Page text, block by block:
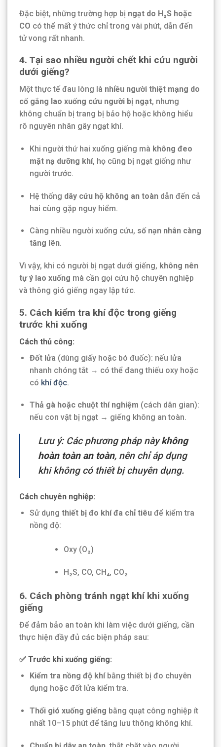
Đặc biệt, những trường hợp bị ngạt do H₂S hoặc
CO có thể mất ý thức chỉ trong vài phút, dẫn đến
tử vong rất nhanh.
4. Tại sao nhiều người chết khi cứu người
dưới giếng?
Một thực tế đau lòng là nhiều người thiệt mạng do
cố gắng lao xuống cứu người bị ngạt, nhưng
không chuẩn bị trang bị bảo hộ hoặc không hiểu
rõ nguyên nhân gây ngạt khí.
Khi người thứ hai xuống giếng mà không đeo
mặt nạ dưỡng khí, họ cũng bị ngạt giống như
người trước.
Hệ thống dây cứu hộ không an toàndẫn đến cả
hai cùng gặp nguy hiểm.
Càng nhiều người xuống cứu, số nạn nhân càng
tăng lên.
Vì vậy, khi có người bị ngạt dưới giếng, không nên
tự ý lao xuống mà cần gọi cứu hộ chuyên nghiệp
và thông gió giếng ngay lập tức.
5. Cách kiểm tra khí độc trong giếng
trước khi xuống
Cách thủ công:
Đốt lửa (dùng giấy hoặc bó đuốc): nếu lửa
nhanh chóng tắt → có thể đang thiếu oxy hoặc
có khí độc.
Thả gà hoặc chuột thí nghiệm (cách dân gian):
nếu con vật bị ngạt → giếng không an toàn.
Lưu ý: Các phương pháp nàykhông
hoàn toàn an toàn, nên chỉ áp dụng
khi không có thiết bị chuyên dụng.
Cách chuyên nghiệp:
Sử dụng thiết bị đo khí đa chỉ tiêuđể kiểm tra
nồng độ:
Oxy (O₂)
H₂S, CO, CH₄, CO₂
6. Cách phòng tránh ngạt khí khi xuống
giếng
Để đảm bảo an toàn khi làm việc dưới giếng, cần
thực hiện đầy đủ các biện pháp sau:
✅ Trước khi xuống giếng:
Kiểm tra nồng độ khíbằng thiết bị đo chuyên
dụng hoặc đốt lửa kiểm tra.
Thổi gió xuống giếng bằng quạt công nghiệp ít
nhất 10–15 phút để tăng lưu thông không khí.